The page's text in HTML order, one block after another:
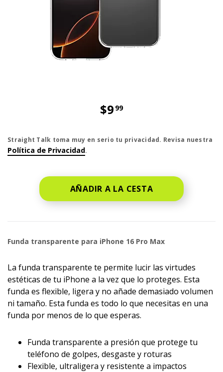
$9 99
Straight Talk toma muy en serio tu privacidad. Revisa nuestra
Política de Privacidad.
AÑADIR A LA CESTA
Funda transparente para iPhone 16 Pro Max
La funda transparente te permite lucir las virtudes
estéticas de tu iPhone a la vez que lo proteges. Esta
funda es flexible, ligera y no añade demasiado volumen
ni tamaño. Esta funda es todo lo que necesitas en una
funda por menos de lo que esperas.
Funda transparente a presión que protege tu
teléfono de golpes, desgaste y roturas
Flexible, ultraligera y resistente a impactos